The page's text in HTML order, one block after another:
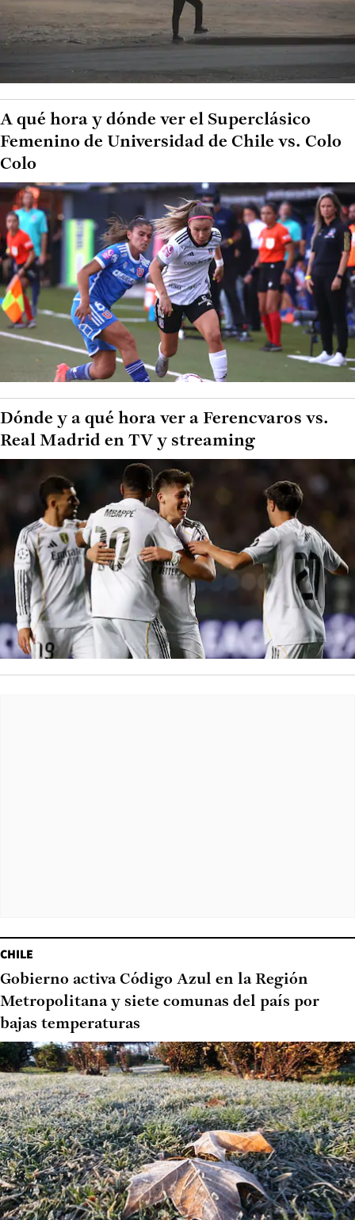
A qué hora y dónde ver el Superclásico
Femenino de Universidad de Chile vs. Colo
Colo
Dónde y a qué hora ver a Ferencvaros vs.
Real Madrid en TV y streaming
CHILE
Gobierno activa Código Azul en la Región
Metropolitana y siete comunas del país por
bajas temperaturas